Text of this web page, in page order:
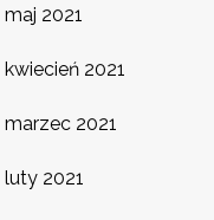
maj 2021
kwiecień 2021
marzec 2021
luty 2021